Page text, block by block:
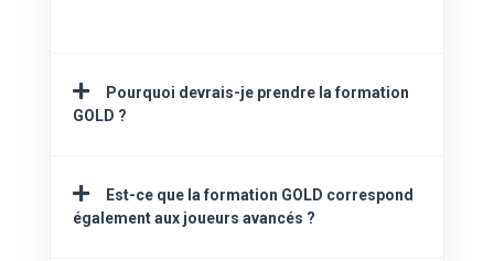
Pourquoi devrais-je prendre la formation
GOLD ?
Est-ce que la formation GOLD correspond
également aux joueurs avancés ?